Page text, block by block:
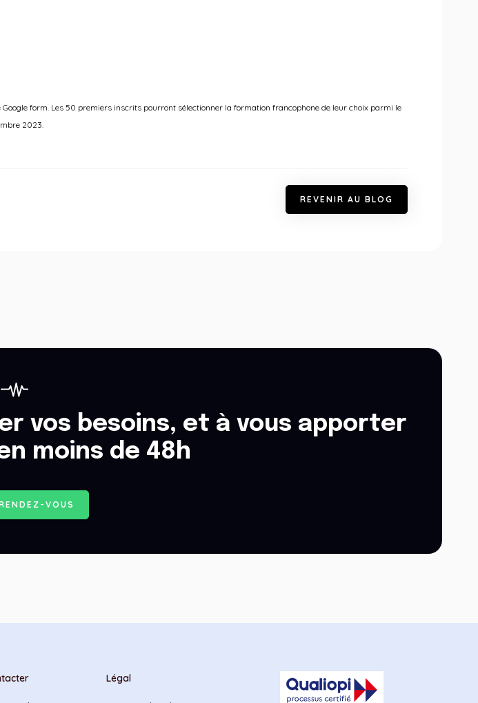
form. Les 50 premiers inscrits pourront sélectionner la formation francophone de leur choix parmi le
2023.
RE VE NIR AU BLOG
vos besoins, et à vous apporter
moins de 48h
E ND E Z - VO US
Légal